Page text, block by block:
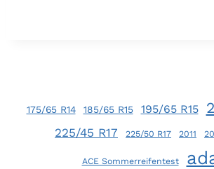
175/65 R14 185/65 R15 195/65 R15
225/45 R17 225/50 R17 2011
ACE Sommerreifentest